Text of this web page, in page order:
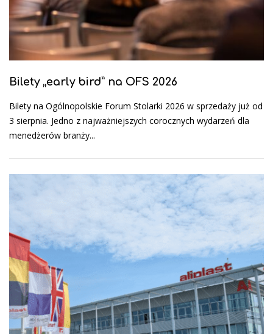
Bilety „early bird” na OFS 2026
Bilety na Ogólnopolskie Forum Stolarki 2026 w sprzedaży już od
3 sierpnia. Jedno z najważniejszych corocznych wydarzeń dla
menedżerów branży...